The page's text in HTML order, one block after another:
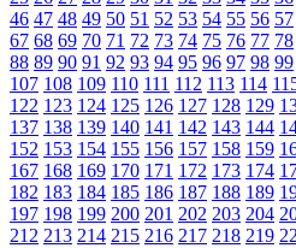
46 47 48 49 50 51 52 53 54 55 56 57
67 68 69 70 71 72 73 74 75 76 77 78
88 89 90 91 92 93 94 95 96 97 98 99
107 108 109 110 111 112 113 114
122 123 124 125 126 127 128 129
137 138 139 140 141 142 143 144
152 153 154 155 156 157 158 159
167 168 169 170 171 172 173 174
182 183 184 185 186 187 188 189
197 198 199 200 201 202 203 204
212 213 214 215 216 217 218 219